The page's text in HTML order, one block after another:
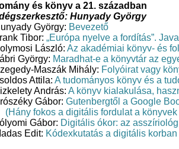
és könyv a 21. században
Hunyady György
György: Bevezető
Tibor: „Európa nyelve a fordítás”.
László: Az akadémiai könyv- és
György: Maradhat-e a könyvtár az
Maszák Mihály: Folyóirat vagy
Attila: A tudományos könyv és a
András: A könyv kialakulása,
Gábor: Gutenbergtől a Google
(Hány fokos a digitális fordulat a
Gábor: Digitális ókor: az
Edit: Kódexkutatás a digitális korban